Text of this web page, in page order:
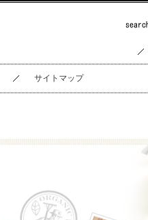
サイトマップ